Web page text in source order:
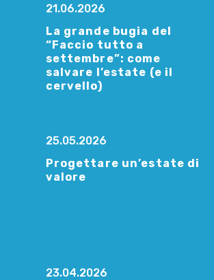
21.06.2026
La grande bugia del
“Faccio tutto a
settembre”: come
salvare l’estate (e il
cervello)
25.05.2026
Progettare un’estate di
valore
23.04.2026